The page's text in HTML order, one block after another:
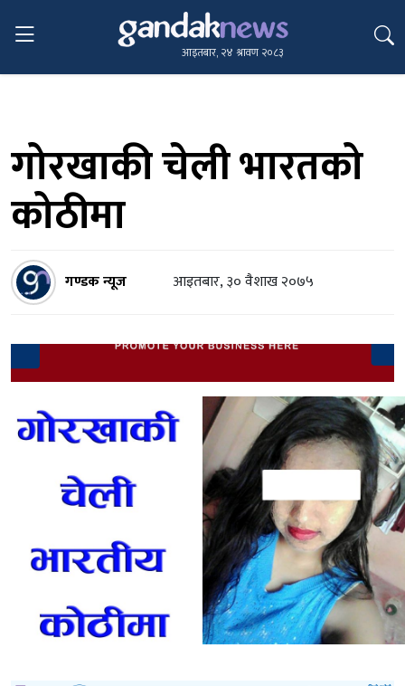
आइतबार, २४ श्रावण २०८३
गोरखाकी चेली भारतको
कोठीमा
गण्डक न्यूज आइतबार, ३० वैशाख २०७५